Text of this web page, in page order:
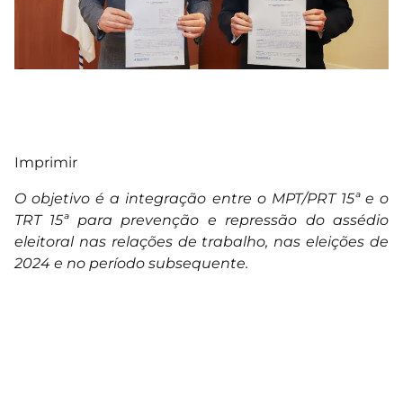
Imprimir
O objetivo é a integração entre o MPT/PRT 15ª e o
TRT 15ª para prevenção e repressão do assédio
eleitoral nas relações de trabalho, nas eleições de
2024 e no período subsequente.